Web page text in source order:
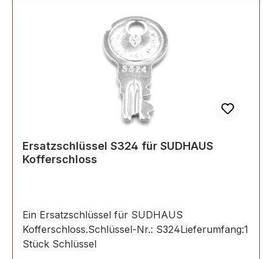
Ersatzschlüssel S324 für SUDHAUS
Kofferschloss
Ein Ersatzschlüssel für SUDHAUS
Kofferschloss.Schlüssel-Nr.: S324Lieferumfang:1
Stück Schlüssel